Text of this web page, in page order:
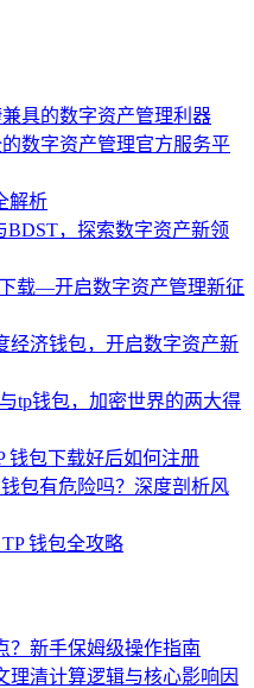
具的数字资产管理利器
数字资产管理官方服务平
解析
BDST，探索数字资产新领
下载—开启数字资产管理新征
经济钱包，开启数字资产新
tp钱包，加密世界的两大得
钱包下载好后如何注册
包有危险吗？深度剖析风
钱包全攻略
？新手保姆级操作指南
理清计算逻辑与核心影响因